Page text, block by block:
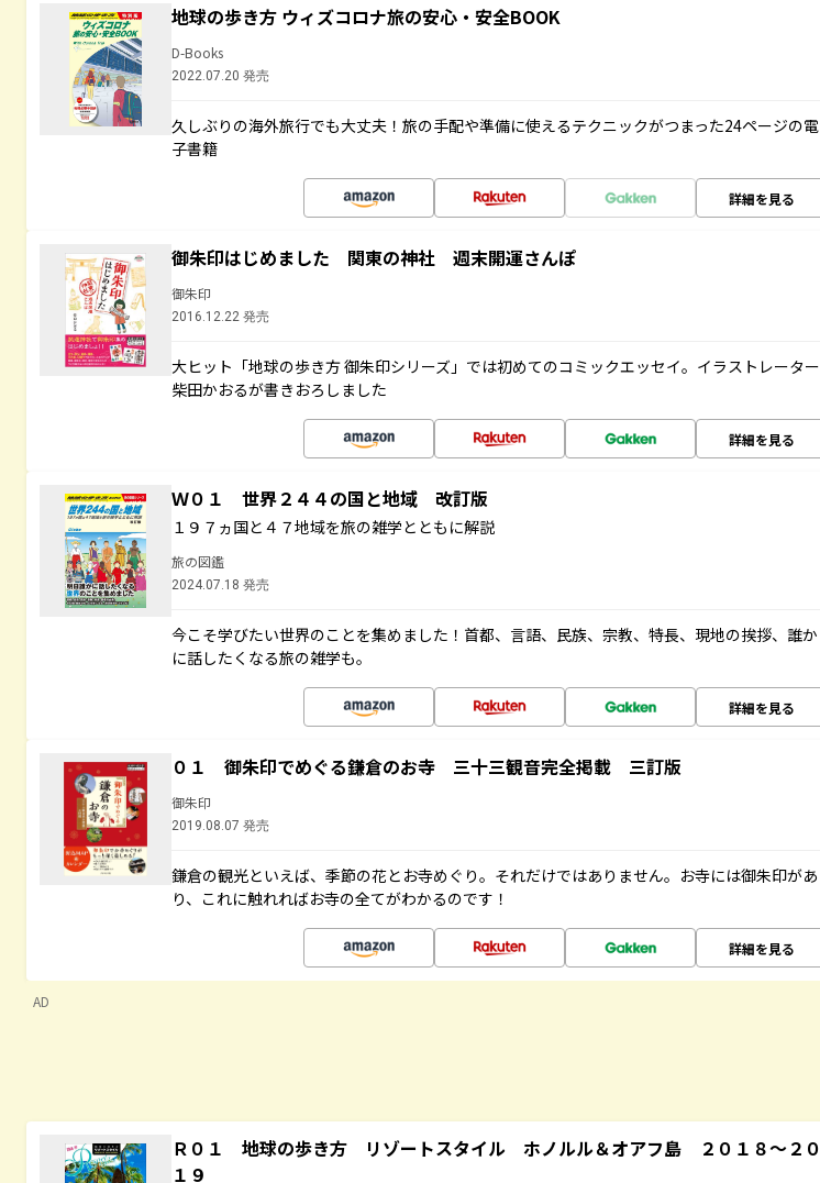
地球の歩き方 ウィズコロナ旅の安心・安全BOOK
D-Books
2022.07.20 発売
久しぶりの海外旅行でも大丈夫！旅の手配や準備に使えるテクニックがつまった24ページの電
子書籍
詳細を見る
御朱印はじめました 関東の神社 週末開運さんぽ
御朱印
2016.12.22 発売
大ヒット「地球の歩き方 御朱印シリーズ」では初めてのコミックエッセイ。イラストレーター
柴田かおるが書きおろしました
詳細を見る
Ｗ０１ 世界２４４の国と地域 改訂版
１９７ヵ国と４７地域を旅の雑学とともに解説
旅の図鑑
2024.07.18 発売
今こそ学びたい世界のことを集めました！首都、言語、民族、宗教、特長、現地の挨拶、誰か
に話したくなる旅の雑学も。
詳細を見る
０１ 御朱印でめぐる鎌倉のお寺 三十三観音完全掲載 三訂版
御朱印
2019.08.07 発売
鎌倉の観光といえば、季節の花とお寺めぐり。それだけではありません。お寺には御朱印があ
り、これに触れればお寺の全てがわかるのです！
詳細を見る
AD
Ｒ０１ 地球の歩き方 リゾートスタイル ホノルル＆オアフ島 ２０１８～２０
１９